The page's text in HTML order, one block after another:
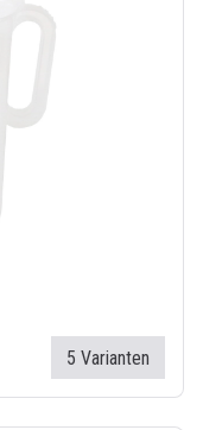
5 Varianten